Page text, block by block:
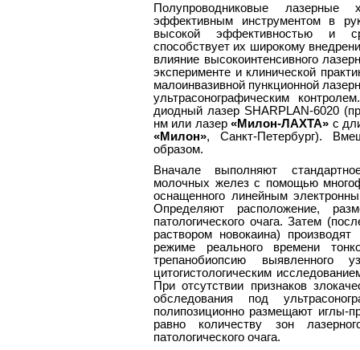
Полупроводниковые лазерные
эффективным инструментом в
высокой эффективностью и
способствует их широкому
влияние высокоинтенсивного
эксперименте и клинической
малоинвазивной пункционной
ультрасонографическим
диодный лазер SHARPLAN-6020
нм или лазер«Милон-ЛАХТА» с
«Милон», Санкт-Петербург).
образом.
Вначале выполняют
молочных желез с помощью
оснащенного линейным
Определяют расположение,
патологического очага. Затем
раствором новокаина)
режиме реального времени
трепанобиопсию выявленного
цитогистологическим
При отсутствии признаков
обследования под
полипозиционно размещают иглы-
равно количеству зон
патологического очага.